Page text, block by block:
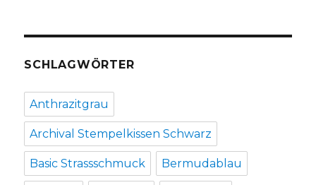
SCHLAGWÖRTER
Anthrazitgrau
Archival Stempelkissen Schwarz
Basic Strassschmuck Bermudablau